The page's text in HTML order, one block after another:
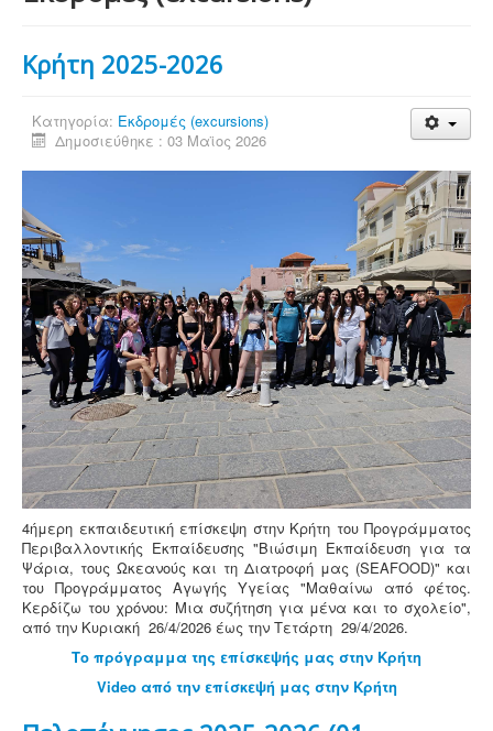
Κρήτη 2025-2026
Κατηγορία: Εκδρομές (excursions)
Δημοσιεύθηκε : 03 Μαϊος 2026
4ήμερη εκπαιδευτική επίσκεψη στην Κρήτη του Προγράμματος
Περιβαλλοντικής Εκπαίδευσης "Βιώσιμη Εκπαίδευση για τα
Ψάρια, τους Ωκεανούς και τη Διατροφή μας (SEAFOOD)" και
του Προγράμματος Αγωγής Υγείας "Μαθαίνω από φέτος.
Κερδίζω του χρόνου: Μια συζήτηση για μένα και το σχολείο",
από την Κυριακή 26/4/2026 έως την Τετάρτη 29/4/2026.
Το πρόγραμμα της επίσκεψής μας στην Κρήτη
Video από την επίσκεψή μας στην Κρήτη